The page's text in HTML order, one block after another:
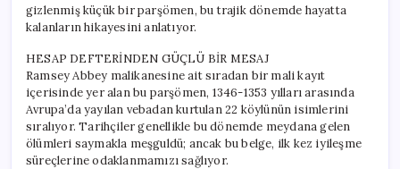
gizlenmiş küçük bir parşömen, bu trajik dönemde hayatta
kalanların hikayesini anlatıyor.
HESAP DEFTERİNDEN GÜÇLÜ BİR MESAJ
Ramsey Abbey malikanesine ait sıradan bir mali kayıt
içerisinde yer alan bu parşömen, 1346-1353 yılları arasında
Avrupa’da yayılan vebadan kurtulan 22 köylünün isimlerini
sıralıyor. Tarihçiler genellikle bu dönemde meydana gelen
ölümleri saymakla meşguldü; ancak bu belge, ilk kez iyileşme
süreçlerine odaklanmamızı sağlıyor.